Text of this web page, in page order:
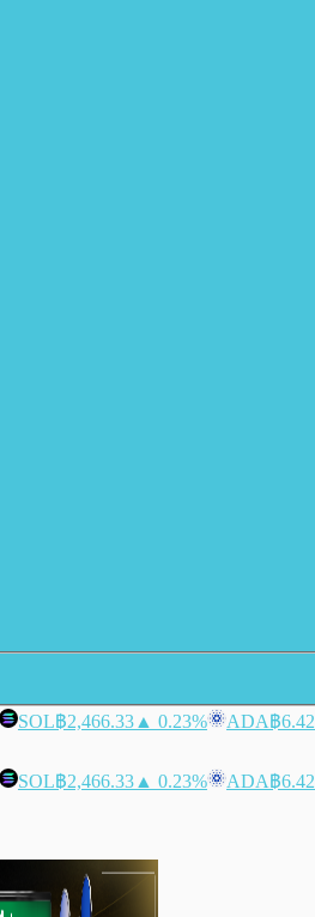
SOL฿2,466.33 ▲ 0.23% ADA฿6.42
SOL฿2,466.33 ▲ 0.23% ADA฿6.42